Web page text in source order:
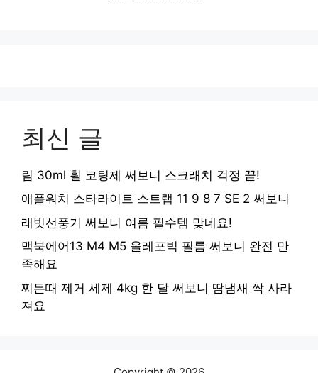
최신 글
림 30ml 휠 코팅제 써보니 스크래치 걱정 끝!
애플워치 스타라이트 스트랩 11 9 8 7 SE 2 써보니
래빗선풍기 써보니 여름 필수템 맞네요!
맥북에어13 M4 M5 올레포빅 필름 써보니 완전 만
족해요
찌든때 제거 세제 4kg 한 달 써보니 땀냄새 싹 사라
져요